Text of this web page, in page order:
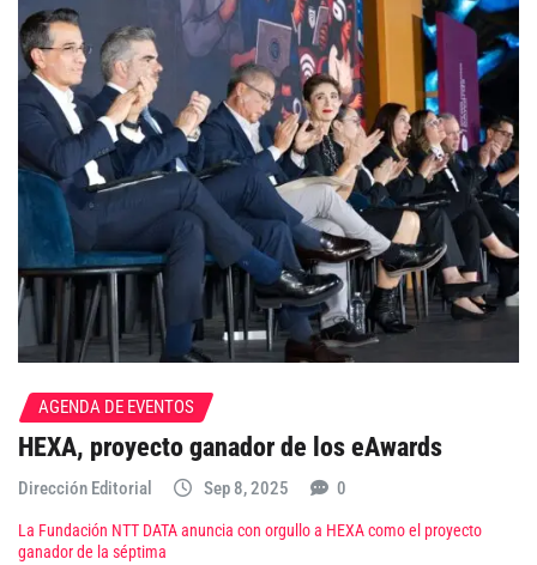
AGENDA DE EVENTOS
HEXA, proyecto ganador de los eAwards
Dirección Editorial Sep 8, 2025 0
La Fundación NTT DATA anuncia con orgullo a HEXA como el proyecto
ganador de la séptima